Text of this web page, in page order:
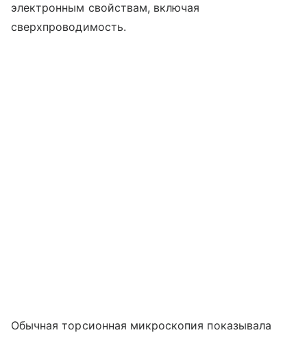
электронным свойствам, включая
сверхпроводимость.
Обычная торсионная микроскопия показывала